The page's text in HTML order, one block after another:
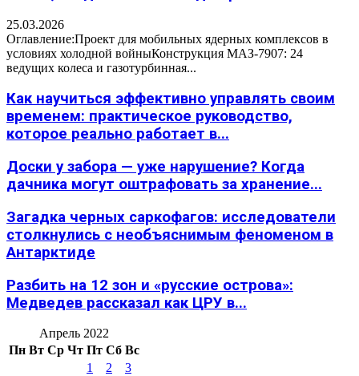
25.03.2026
Оглавление:Проект для мобильных ядерных комплексов в
условиях холодной войныКонструкция МАЗ-7907: 24
ведущих колеса и газотурбинная...
Как научиться эффективно управлять своим
временем: практическое руководство,
которое реально работает в...
Доски у забора — уже нарушение? Когда
дачника могут оштрафовать за хранение...
Загадка черных саркофагов: исследователи
столкнулись с необъяснимым феноменом в
Антарктиде
Разбить на 12 зон и «русские острова»:
Медведев рассказал как ЦРУ в...
Апрель 2022
Пн Вт Ср Чт Пт Сб Вс
1
2
3